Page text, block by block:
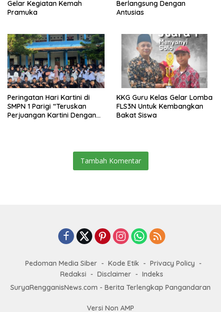
Gelar Kegiatan Kemah
Pramuka
Berlangsung Dengan
Antusias
Peringatan Hari Kartini di
SMPN 1 Parigi “Teruskan
Perjuangan Kartini Dengan
KKG Guru Kelas Gelar Lomba
FLS3N Untuk Kembangkan
Bakat Siswa
Tambah Komentar
Pedoman Media Siber Kode Etik
Privacy Policy
Redaksi
Disclaimer
Indeks
SuryaRengganisNews.com - Berita Terlengkap Pangandaran
Versi Non AMP